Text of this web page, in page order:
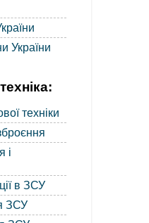
України
техніки
і
в ЗСУ
ЗСУ